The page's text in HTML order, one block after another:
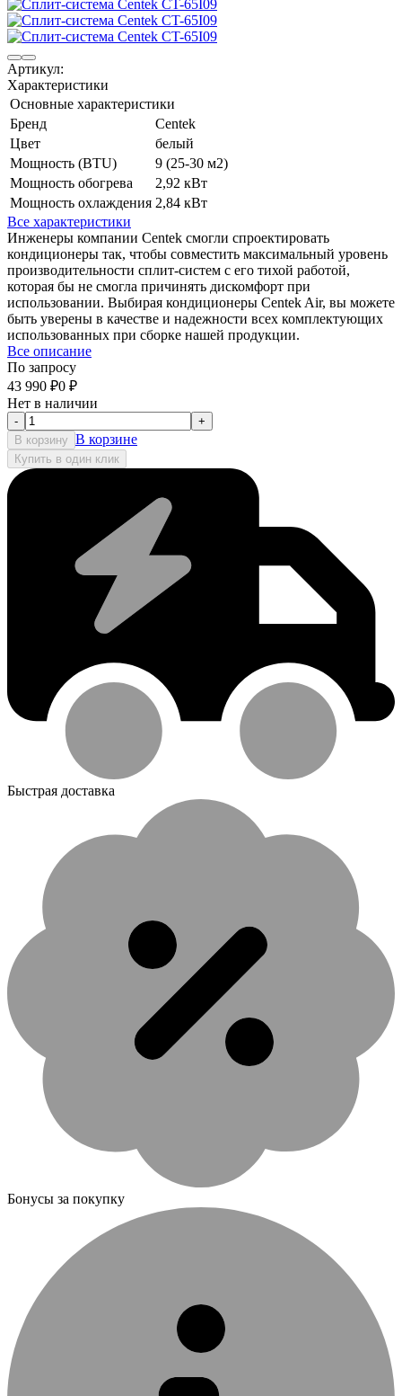
Артикул:
Характеристики
Основные характеристики
Бренд
Centek
Цвет
белый
Мощность (BTU)
9 (25-30 м2)
Мощность обогрева
2,92 кВт
Мощность охлаждения 2,84 кВт
Все характеристики
Инженеры компании Centek смогли спроектировать
кондиционеры так, чтобы совместить максимальный уровень
производительности сплит-систем с его тихой работой,
которая бы не смогла причинять дискомфорт при
использовании. Выбирая кондиционеры Centek Air, вы можете
быть уверены в качестве и надежности всех комплектующих
использованных при сборке нашей продукции.
Все описание
По запросу
43 990 ₽0 ₽
Нет в наличии
-
+
В корзину В корзине
Купить в один клик
Быстрая доставка
Бонусы за покупку